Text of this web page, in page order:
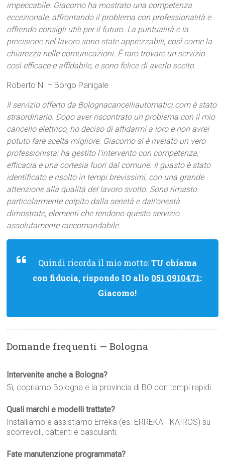
impeccabile. Giacomo ha mostrato una competenza
eccezionale, affrontando il problema con professionalità e
offrendo consigli utili per il futuro. La puntualità e la
precisione nel lavoro sono state apprezzabili, così come la
chiarezza nelle comunicazioni. È raro trovare un servizio
così efficace e affidabile, e sono felice di averlo scelto.
Roberto N. – Borgo Panigale
Il servizio offerto da Bolognacancelliautomatici.com è stato
straordinario. Dopo aver riscontrato un problema con il mio
cancello elettrico, ho deciso di affidarmi a loro e non avrei
potuto fare scelta migliore. Giacomo si è rivelato un vero
professionista: ha gestito l’intervento con competenza,
efficacia e una cortesia fuori dal comune. Il guasto è stato
identificato e risolto in tempi brevissimi, con una grande
attenzione alla qualità del lavoro svolto. Sono rimasto
particolarmente colpito dalla serietà e dall’onestà
dimostrate, elementi che rendono questo servizio
assolutamente raccomandabile.
Quindi ricorda il mio motto:TU chiama
con fiducia, rispondo IO allo 051 0910471:
Giacomo!
Domande frequenti — Bologna
Intervenite anche a Bologna?
Sì, copriamo Bologna e la provincia di BO con tempi rapidi.
Quali marchi e modelli trattate?
Installiamo e assistiamo Erreka (es. ERREKA - KAIROS) su
scorrevoli, battenti e basculanti.
Fate manutenzione programmata?